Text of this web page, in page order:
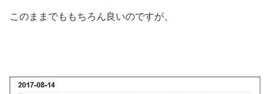
このままでももちろん良いのですが、